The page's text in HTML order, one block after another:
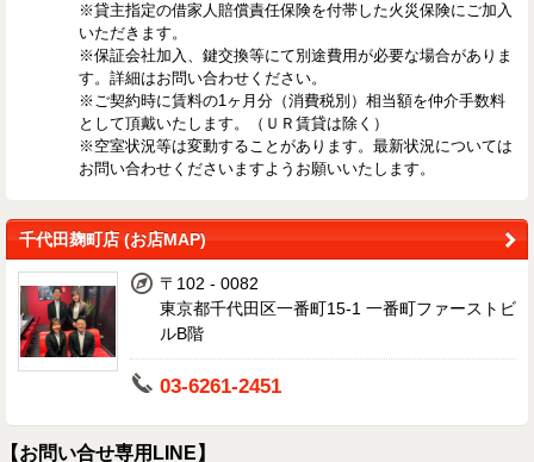
※貸主指定の借家人賠償責任保険を付帯した火災保険にご加入
いただきます。
※保証会社加入、鍵交換等にて別途費用が必要な場合がありま
す。詳細はお問い合わせください。
※ご契約時に賃料の1ヶ月分（消費税別）相当額を仲介手数料
として頂戴いたします。（ＵＲ賃貸は除く）
※空室状況等は変動することがあります。最新状況については
お問い合わせくださいますようお願いいたします。
千代田麹町店 (お店MAP)
〒102 - 0082
東京都千代田区一番町15-1 一番町ファーストビ
ルB階
03-6261-2451
【お問い合せ専用LINE】